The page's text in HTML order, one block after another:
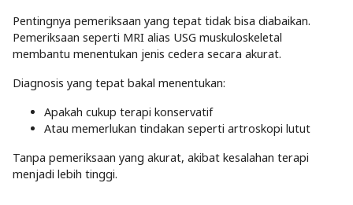
Pentingnya pemeriksaan yang tepat tidak bisa diabaikan.
Pemeriksaan seperti MRI alias USG muskuloskeletal
membantu menentukan jenis cedera secara akurat.
Diagnosis yang tepat bakal menentukan:
Apakah cukup terapi konservatif
Atau memerlukan tindakan seperti artroskopi lutut
Tanpa pemeriksaan yang akurat, akibat kesalahan terapi
menjadi lebih tinggi.